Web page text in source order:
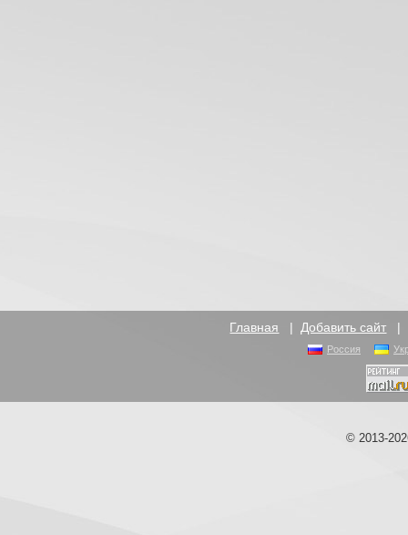
Главная | Добавить сайт |
Россия
© 2013-